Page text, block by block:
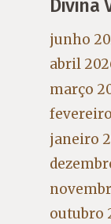
Divina
junho
abril
março
janeiro
outubro